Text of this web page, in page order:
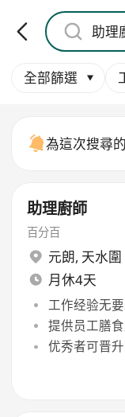
全部篩選
為這次搜尋
助理廚師
百分百
元朗, 天水圍
月休4天
工作经验无
提供员工膳
优秀者可晋